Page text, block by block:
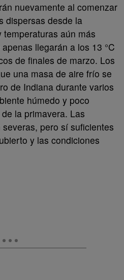
nuevamente al comenzar
dispersas desde la
aún más
llegarán a los 13 °C
de finales de marzo. Los
una masa de aire frío se
de Indiana durante varios
húmedo y poco
la primavera. Las
pero sí suficientes
y las condiciones